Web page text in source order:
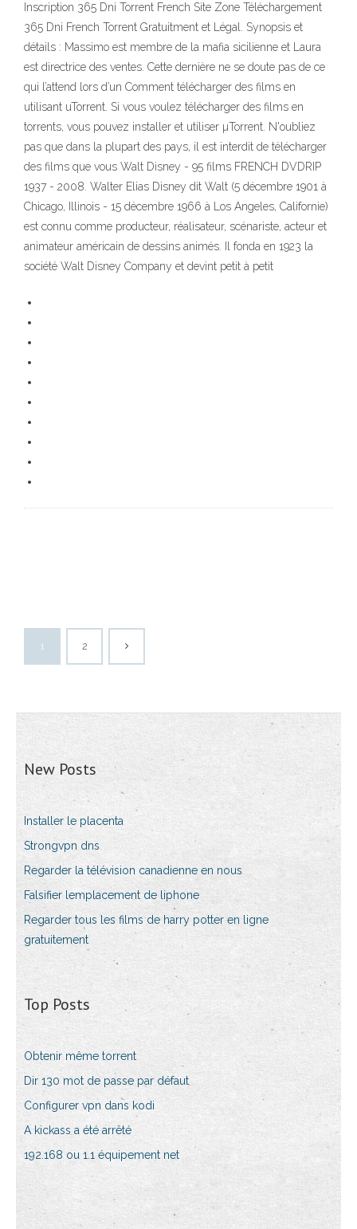
Inscription 365 Dni Torrent French Site Zone Téléchargement
365 Dni French Torrent Gratuitment et Légal. Synopsis et
détails : Massimo est membre de la mafia sicilienne et Laura
est directrice des ventes. Cette dernière ne se doute pas de ce
qui l’attend lors d’un Comment télécharger des films en
utilisant uTorrent. Si vous voulez télécharger des films en
torrents, vous pouvez installer et utiliser µTorrent. N'oubliez
pas que dans la plupart des pays, il est interdit de télécharger
des films que vous Walt Disney - 95 films FRENCH DVDRIP
1937 - 2008. Walter Elias Disney dit Walt (5 décembre 1901 à
Chicago, Illinois - 15 décembre 1966 à Los Angeles, Californie)
est connu comme producteur, réalisateur, scénariste, acteur et
animateur américain de dessins animés. Il fonda en 1923 la
société Walt Disney Company et devint petit à petit
1 2
New Posts
Installer le placenta
Strongvpn dns
Regarder la télévision canadienne en nous
Falsifier lemplacement de liphone
Regarder tous les films de harry potter en ligne
gratuitement
Top Posts
Obtenir même torrent
Dir 130 mot de passe par défaut
Configurer vpn dans kodi
A kickass a été arrêté
192.168 ou 1.1 équipement net